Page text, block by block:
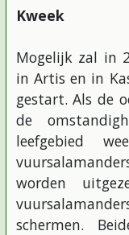
Kweek
Mogelijk zal in
in Artis en in
gestart. Als de
de
leefgebied
worden
schermen.